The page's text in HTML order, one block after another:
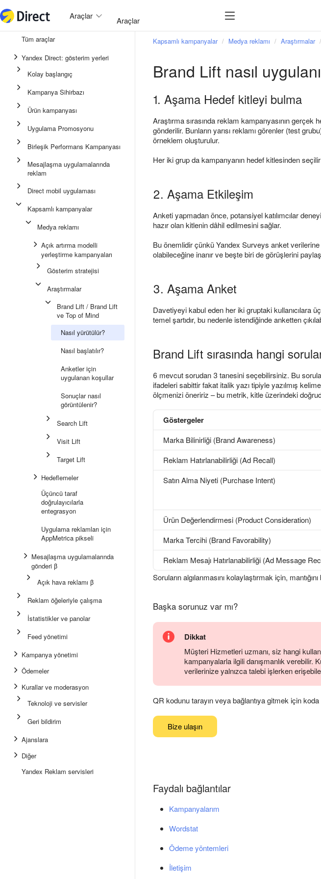
Araçlar Araçlar
Mesajlaşma uygulamalarında reklam
Medya reklamı
Kampanya Sihirbazı
Ürün kampanyası
Kolay Başlangıç
Tüm araçlar
Yandex Direct: gösterim yerleri
Kolay başlangıç
Kampanya Sihirbazı
Ürün kampanyası
Uygulama Promosyonu
Birleşik Performans Kampanyası
Mesajlaşma uygulamalarında
reklam
Direct mobil uygulaması
Kapsamlı kampanyalar
Medya reklamı
Açık artırma modelli
yerleştirme kampanyaları
Gösterim stratejisi
Araştırmalar
Brand Lift / Brand Lift
ve Top of Mind
Nasıl yürütülür?
Nasıl başlatılır?
Anketler için
uygulanan koşullar
Sonuçlar nasıl
görüntülenir?
Search Lift
Visit Lift
Target Lift
Hedeflemeler
Üçüncü taraf
doğrulayıcılarla
entegrasyon
Uygulama reklamları için
AppMetrica pikseli
Mesajlaşma uygulamalarında
gönderi β
Açık hava reklamı β
Reklam öğeleriyle çalışma
İstatistikler ve panolar
Feed yönetimi
Kampanya yönetimi
Ödemeler
Kurallar ve moderasyon
Teknoloji ve servisler
Geri bildirim
Ajanslara
Diğer
Yandex Reklam servisleri
Kapsamlı kampanyalar Medya reklamı Araştırmalar
Brand Lift nasıl
1. Aşama Hedef kitleyi bulma
Araştırma sırasında reklam kampanyasının gerçek
gönderilir. Bunların yarısı reklamı görenler (test
örneklem oluşturulur.
Her iki grup da kampanyanın hedef kitlesinden
2. Aşama Etkileşim
Anketi yapmadan önce, potansiyel katılımcılar
hazır olan kitlenin dâhil edilmesini sağlar.
Bu önemlidir çünkü Yandex Surveys anket verilerine
olabileceğine inanır ve beşte biri de görüşlerini
3. Aşama Anket
Davetiyeyi kabul eden her iki gruptaki kullanıcılara
temel şartıdır, bu nedenle istendiğinde anketten
Brand Lift sırasında hangi
6 mevcut sorudan 3 tanesini seçebilirsiniz. Bu
ifadeleri sabittir fakat italik yazı tipiyle yazılmış
ölçmenizi öneririz – bu metrik, kitle üzerindeki
Göstergeler
Marka Bilinirliği (Brand Awareness)
Reklam Hatırlanabilirliği (Ad Recall)
Satın Alma Niyeti (Purchase Intent)
Ürün Değerlendirmesi (Product Consideration)
Marka Tercihi (Brand Favorability)
Reklam Mesajı Hatırlanabilirliği (Ad Message
Soruların algılanmasını kolaylaştırmak için,
Başka sorunuz var mı?
Dikkat
Müşteri Hizmetleri uzmanı, siz hangi
kampanyalarla ilgili danışmanlık verebilir.
verilerinize yalnızca talebi işlerken
QR kodunu tarayın veya bağlantıya gitmek için koda
Bize ulaşın
Faydalı bağlantılar
Kampanyalarım
Wordstat
Ödeme yöntemleri
İletişim